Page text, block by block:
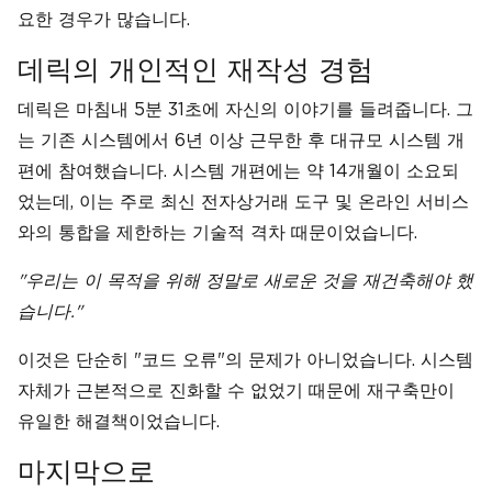
요한 경우가 많습니다.
데릭의 개인적인 재작성 경험
데릭은 마침내 5분 31초에 자신의 이야기를 들려줍니다. 그
는 기존 시스템에서 6년 이상 근무한 후 대규모 시스템 개
편에 참여했습니다. 시스템 개편에는 약 14개월이 소요되
었는데, 이는 주로 최신 전자상거래 도구 및 온라인 서비스
와의 통합을 제한하는 기술적 격차 때문이었습니다.
"우리는 이 목적을 위해 정말로 새로운 것을 재건축해야 했
습니다."
이것은 단순히 "코드 오류"의 문제가 아니었습니다. 시스템
자체가 근본적으로 진화할 수 없었기 때문에 재구축만이
유일한 해결책이었습니다.
마지막으로